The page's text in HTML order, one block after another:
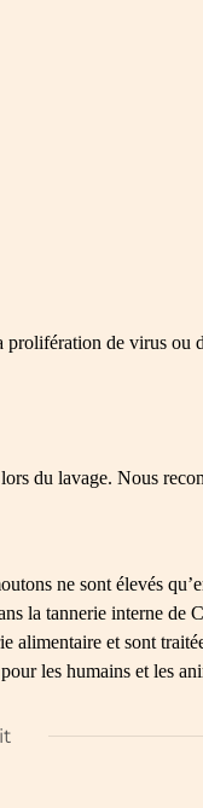
prolifération de virus ou
du lavage. Nous
ne sont élevés
la tannerie interne de
et sont
les humains et les